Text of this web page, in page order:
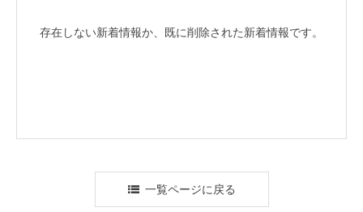
存在しない新着情報か、既に削除された新着情報です。
一覧ページに戻る